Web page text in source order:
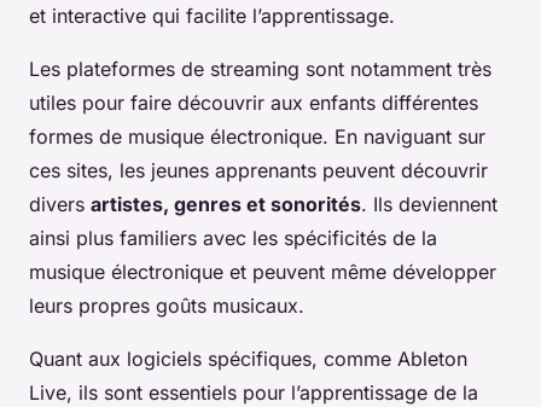
et interactive qui facilite l’apprentissage.
Les plateformes de streaming sont notamment très
utiles pour faire découvrir aux enfants différentes
formes de musique électronique. En naviguant sur
ces sites, les jeunes apprenants peuvent découvrir
divers artistes, genres et sonorités. Ils deviennent
ainsi plus familiers avec les spécificités de la
musique électronique et peuvent même développer
leurs propres goûts musicaux.
Quant aux logiciels spécifiques, comme Ableton
Live, ils sont essentiels pour l’apprentissage de la